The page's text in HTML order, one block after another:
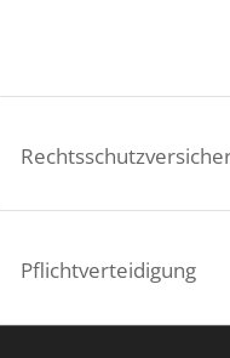
Pflichtverteidigung